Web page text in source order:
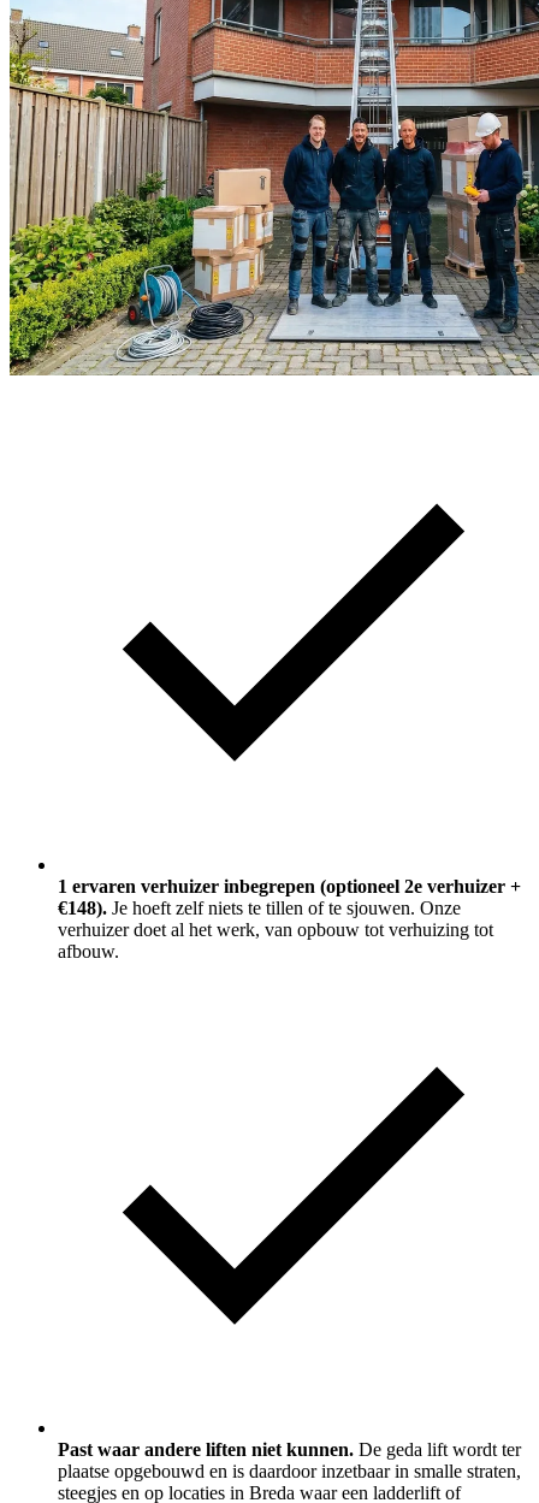
1 ervaren verhuizer inbegrepen (optioneel 2e verhuizer +
€148). Je hoeft zelf niets te tillen of te sjouwen. Onze
verhuizer doet al het werk, van opbouw tot verhuizing tot
afbouw.
Past waar andere liften niet kunnen. De geda lift wordt ter
plaatse opgebouwd en is daardoor inzetbaar in smalle straten,
steegjes en op locaties in Breda waar een ladderlift of